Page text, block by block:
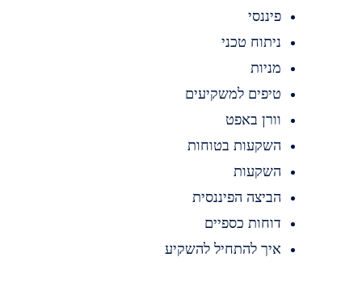
פיננסי
ניתוח טכני
מניות
טיפים למשקיעים
וורן באפט
השקעות בטוחות
השקעות
הביצה הפיננסית
דוחות כספיים
איך להתחיל להשקיע